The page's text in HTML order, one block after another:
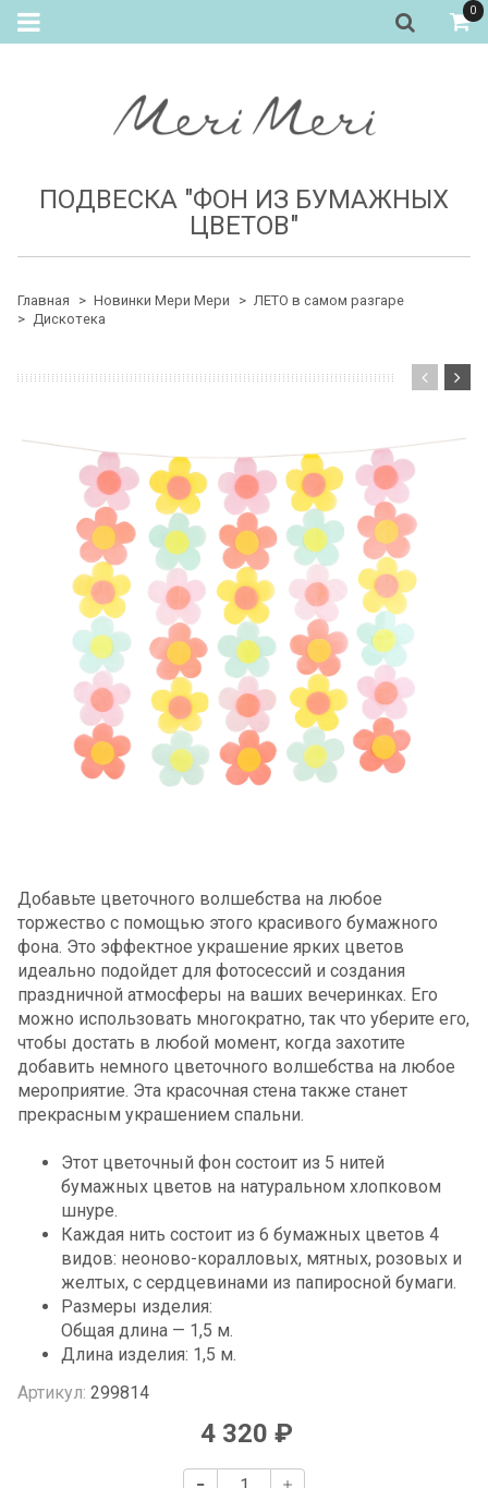
0
ПОДВЕСКА "ФОН ИЗ БУМАЖНЫХ
ЦВЕТОВ"
Главная Новинки Мери Мери
ЛЕТО в самом разгаре
Дискотека
Добавьте цветочного волшебства на любое
торжество с помощью этого красивого бумажного
фона. Это эффектное украшение ярких цветов
идеально подойдет для фотосессий и создания
праздничной атмосферы на ваших вечеринках. Его
можно использовать многократно, так что уберите его,
чтобы достать в любой момент, когда захотите
добавить немного цветочного волшебства на любое
мероприятие. Эта красочная стена также станет
прекрасным украшением спальни.
Этот цветочный фон состоит из 5 нитей
бумажных цветов на натуральном хлопковом
шнуре.
Каждая нить состоит из 6 бумажных цветов 4
видов: неоново-коралловых, мятных, розовых и
желтых, с сердцевинами из папиросной бумаги.
Размеры изделия:
Общая длина — 1,5 м.
Длина изделия: 1,5 м.
Артикул: 299814
4 320 ₽